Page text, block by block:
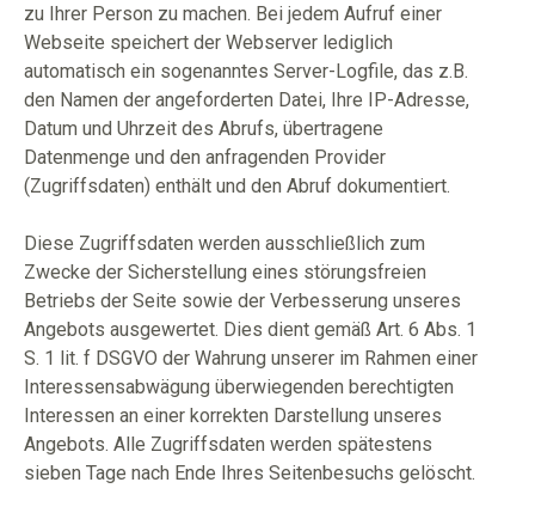
zu Ihrer Person zu machen. Bei jedem Aufruf einer
Webseite speichert der Webserver lediglich
automatisch ein sogenanntes Server-Logfile, das z.B.
den Namen der angeforderten Datei, Ihre IP-Adresse,
Datum und Uhrzeit des Abrufs, übertragene
Datenmenge und den anfragenden Provider
(Zugriffsdaten) enthält und den Abruf dokumentiert.
Diese Zugriffsdaten werden ausschließlich zum
Zwecke der Sicherstellung eines störungsfreien
Betriebs der Seite sowie der Verbesserung unseres
Angebots ausgewertet. Dies dient gemäß Art. 6 Abs. 1
S. 1 lit. f DSGVO der Wahrung unserer im Rahmen einer
Interessensabwägung überwiegenden berechtigten
Interessen an einer korrekten Darstellung unseres
Angebots. Alle Zugriffsdaten werden spätestens
sieben Tage nach Ende Ihres Seitenbesuchs gelöscht.